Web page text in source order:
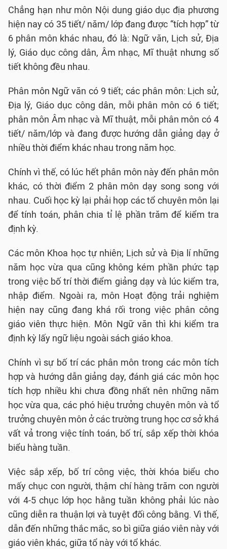
Chẳng hạn như môn Nội dung giáo dục địa phương
hiện nay có 35 tiết/ năm/ lớp đang được “tích hợp” từ
6 phân môn khác nhau, đó là: Ngữ văn, Lịch sử, Địa
lý, Giáo dục công dân, Âm nhạc, Mĩ thuật nhưng số
tiết không đều nhau.
Phân môn Ngữ văn có 9 tiết; các phân môn: Lịch sử,
Địa lý, Giáo dục công dân, mỗi phân môn có 6 tiết;
phân môn Âm nhạc và Mĩ thuật, mỗi phân môn có 4
tiết/ năm/lớp và đang được hướng dẫn giảng dạy ở
nhiều thời điểm khác nhau trong năm học.
Chính vì thế, có lúc hết phân môn này đến phân môn
khác, có thời điểm 2 phân môn dạy song song với
nhau. Cuối học kỳ lại phải họp các tổ chuyên môn lại
để tính toán, phân chia tỉ lệ phần trăm để kiểm tra
định kỳ.
Các môn Khoa học tự nhiên; Lịch sử và Địa lí những
năm học vừa qua cũng không kém phần phức tạp
trong việc bố trí thời điểm giảng dạy và lúc kiểm tra,
nhập điểm. Ngoài ra, môn Hoạt động trải nghiệm
hiện nay cũng đang khá rối trong việc phân công
giáo viên thực hiện. Môn Ngữ văn thì khi kiểm tra
định kỳ lấy ngữ liệu ngoài sách giáo khoa.
Chính vì sự bố trí các phân môn trong các môn tích
hợp và hướng dẫn giảng dạy, đánh giá các môn học
tích hợp nhiều khi chưa đồng nhất nên những năm
học vừa qua, các phó hiệu trưởng chuyên môn và tổ
trưởng chuyên môn ở các trường trung học cơ sở khá
vất vả trong việc tính toán, bố trí, sắp xếp thời khóa
biểu hàng tuần.
Việc sắp xếp, bố trí công việc, thời khóa biểu cho
mấy chục con người, thậm chí hàng trăm con người
với 4-5 chục lớp học hằng tuần không phải lúc nào
cũng diễn ra thuận lợi và tuyệt đối công bằng. Vì thế,
dẫn đến những thắc mắc, so bì giữa giáo viên này với
giáo viên khác, giữa tổ này với tổ khác.